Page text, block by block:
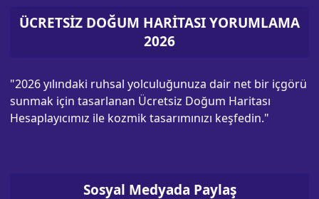
ÜCRETSİZ DOĞUM HARİTASI YORUMLAMA
2026
"2026 yılındaki ruhsal yolculuğunuza dair net bir içgörü
sunmak için tasarlanan Ücretsiz Doğum Haritası
Hesaplayıcımız ile kozmik tasarımınızı keşfedin."
Sosyal Medyada Paylaş